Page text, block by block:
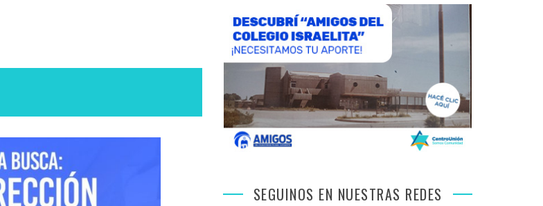
SEGUINOS EN NUESTRAS REDES